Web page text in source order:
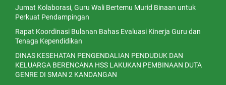
Jumat Kolaborasi, Guru Wali Bertemu Murid Binaan untuk
Perkuat Pendampingan
Rapat Koordinasi Bulanan Bahas Evaluasi Kinerja Guru dan
Tenaga Kependidikan
DINAS KESEHATAN PENGENDALIAN PENDUDUK DAN
KELUARGA BERENCANA HSS LAKUKAN PEMBINAAN DUTA
GENRE DI SMAN 2 KANDANGAN